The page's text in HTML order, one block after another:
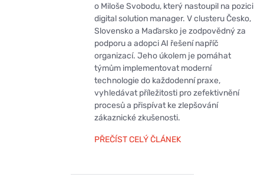
o Miloše Svobodu, který nastoupil na pozici
digital solution manager. V clusteru Česko,
Slovensko a Maďarsko je zodpovědný za
podporu a adopci AI řešení napříč
organizací. Jeho úkolem je pomáhat
týmům implementovat moderní
technologie do každodenní praxe,
vyhledávat příležitosti pro zefektivnění
procesů a přispívat ke zlepšování
zákaznické zkušenosti.
PŘEČÍST CELÝ ČLÁNEK